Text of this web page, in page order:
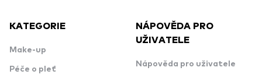
KATEGORIE
Make-up
Péče o pleť
NÁPOVĚDA PRO
UŽIVATELE
Nápověda pro uživatele